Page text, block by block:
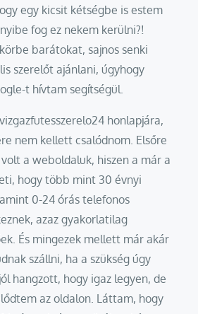
egy kicsit kétségbe is estem
fog ez nekem kerülni?!
barátokat, sajnos senki
szerelőt ajánlani, úgyhogy
t hívtam segítségül.
honlapjára,
nem kellett csalódnom. Elsőre
a weboldaluk, hiszen a már a
hogy több mint 30 évnyi
0-24 órás telefonos
azaz gyakorlatilag
És mingezek mellett már akár
szállni, ha a szükség úgy
hangzott, hogy igaz legyen, de
az oldalon. Láttam, hogy